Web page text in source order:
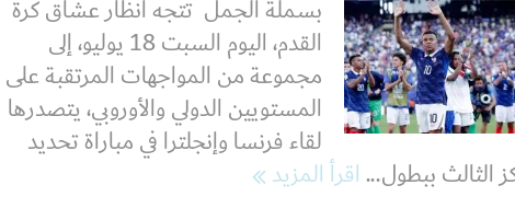
بسملة الجمل تتجه أنظار عشاق كرة
القدم، اليوم السبت 18 يوليو، إلى
مجموعة من المواجهات المرتقبة على
المستويين الدولي والأوروبي، يتصدرها
لقاء فرنسا وإنجلترا في مباراة تحديد
الثالث ببطول...اقرأ المزيد